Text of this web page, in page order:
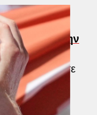
ολόκληρη την
ηπείρου
που έφτασε